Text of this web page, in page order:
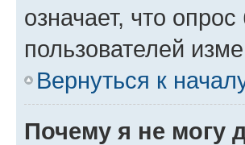
означает, что
пользователей
Вернуться к
Почему я не могу